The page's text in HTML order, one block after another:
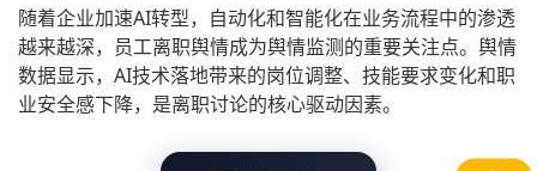
随着企业加速AI转型，自动化和智能化在业务流程中的渗透
越来越深，员工离职舆情成为舆情监测的重要关注点。舆情
数据显示，AI技术落地带来的岗位调整、技能要求变化和职
业安全感下降，是离职讨论的核心驱动因素。